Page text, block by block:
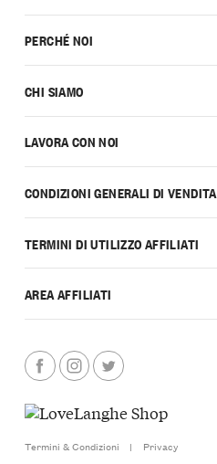
PERCHÉ NOI
CHI SIAMO
LAVORA CON NOI
CONDIZIONI GENERALI DI VENDITA
TERMINI DI UTILIZZO AFFILIATI
AREA AFFILIATI
Termini & Condizioni |
Privacy